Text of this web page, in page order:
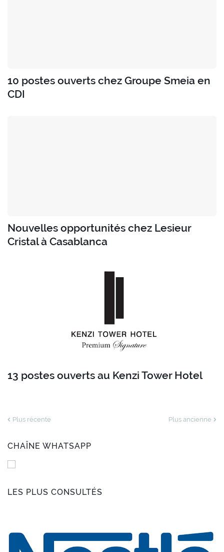
10 postes ouverts chez Groupe Smeia en
CDI
Nouvelles opportunités chez Lesieur
Cristal à Casablanca
13 postes ouverts au Kenzi Tower Hotel
Plus récente Plus ancienne
CHAÎNE WHATSAPP
LES PLUS CONSULTÉS